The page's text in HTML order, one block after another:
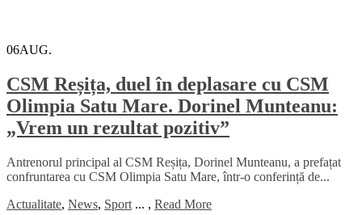
06AUG.
CSM Reșița, duel în deplasare cu CSM
Olimpia Satu Mare. Dorinel Munteanu:
„Vrem un rezultat pozitiv”
Antrenorul principal al CSM Reșița, Dorinel Munteanu, a prefațat
confruntarea cu CSM Olimpia Satu Mare, într-o conferință de...
Actualitate, News, Sport ... , Read More